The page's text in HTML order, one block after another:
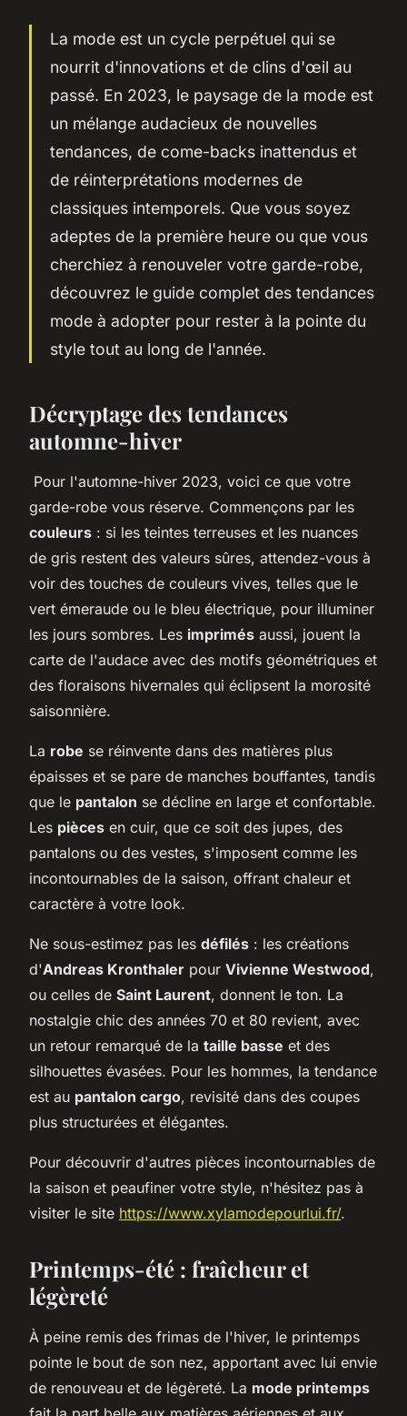
La mode est un cycle perpétuel qui se
nourrit d'innovations et de clins d'œil au
passé. En 2023, le paysage de la mode est
un mélange audacieux de nouvelles
tendances, de come-backs inattendus et
de réinterprétations modernes de
classiques intemporels. Que vous soyez
adeptes de la première heure ou que vous
cherchiez à renouveler votre garde-robe,
découvrez le guide complet des tendances
mode à adopter pour rester à la pointe du
style tout au long de l'année.
Décryptage des tendances
automne-hiver
Pour l'automne-hiver 2023, voici ce que votre
garde-robe vous réserve. Commençons par les
couleurs : si les teintes terreuses et les nuances
de gris restent des valeurs sûres, attendez-vous à
voir des touches de couleurs vives, telles que le
vert émeraude ou le bleu électrique, pour illuminer
les jours sombres. Les imprimés aussi, jouent la
carte de l'audace avec des motifs géométriques et
des floraisons hivernales qui éclipsent la morosité
saisonnière.
La robe se réinvente dans des matières plus
épaisses et se pare de manches bouffantes, tandis
que le pantalon se décline en large et confortable.
Les pièces en cuir, que ce soit des jupes, des
pantalons ou des vestes, s'imposent comme les
incontournables de la saison, offrant chaleur et
caractère à votre look.
Ne sous-estimez pas les défilés : les créations
d'Andreas Kronthaler pour Vivienne Westwood,
ou celles de Saint Laurent, donnent le ton. La
nostalgie chic des années 70 et 80 revient, avec
un retour remarqué de la taille basse et des
silhouettes évasées. Pour les hommes, la tendance
est au pantalon cargo, revisité dans des coupes
plus structurées et élégantes.
Pour découvrir d'autres pièces incontournables de
la saison et peaufiner votre style, n'hésitez pas à
visiter le site https://www.xylamodepourlui.fr/.
Printemps-été : fraîcheur et
légèreté
À peine remis des frimas de l'hiver, le printemps
pointe le bout de son nez, apportant avec lui envie
de renouveau et de légèreté. La mode printemps